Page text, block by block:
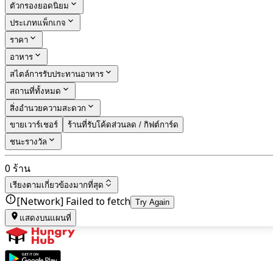
ตัวกรองยอดนิยม
ประเภทแพ็กเกจ
ราคา
อาหาร
สไตล์การรับประทานอาหาร
สถานที่ทั้งหมด
สิ่งอำนวยความสะดวก
ขายเวาร์เชอร์
ร้านที่รับโค้ดส่วนลด / กิฟต์การ์ด
ชนะรางวัล
0 ร้าน
เรียงตามเกี่ยวข้องมากที่สุด
[Network] Failed to fetch Try Again
แสดงบนแผนที่